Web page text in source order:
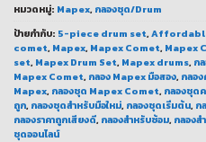
หมวดหมู่: Mapex, กลองชุด/Drum
ป้ายกำกับ: 5-piece drum set,
comet, Mapex, Mapex Comet, Mapex
set, Mapex Drum Set, Mapex drums, ก
Mapex Comet, กลอง Mapex มือสอง, กลอ
Mapex, กลองชุด Mapex Comet, กลองชุด
ถูก, กลองชุดสำหรับมือใหม่, กลองชุดเริ่มต้น, ก
กลองราคาถูกเสียงดี, กลองสำหรับซ้อม, กลองส
ชุดออนไลน์